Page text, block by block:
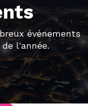
événements
l'année.